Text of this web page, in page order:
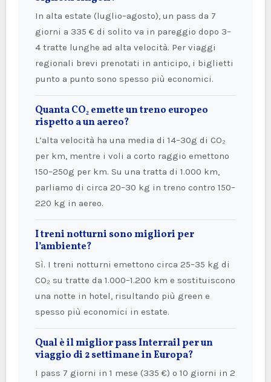
In alta estate (luglio–agosto), un pass da 7
giorni a 335 € di solito va in pareggio dopo 3–
4 tratte lunghe ad alta velocità. Per viaggi
regionali brevi prenotati in anticipo, i biglietti
punto a punto sono spesso più economici.
Quanta CO₂ emette un treno europeo
rispetto a un aereo?
L’alta velocità ha una media di 14–30g di CO₂
per km, mentre i voli a corto raggio emettono
150–250g per km. Su una tratta di 1.000 km,
parliamo di circa 20–30 kg in treno contro 150–
220 kg in aereo.
I treni notturni sono migliori per
l’ambiente?
Sì. I treni notturni emettono circa 25–35 kg di
CO₂ su tratte da 1.000–1.200 km e sostituiscono
una notte in hotel, risultando più green e
spesso più economici in estate.
Qual è il miglior pass Interrail per un
viaggio di 2 settimane in Europa?
I pass 7 giorni in 1 mese (335 €) o 10 giorni in 2